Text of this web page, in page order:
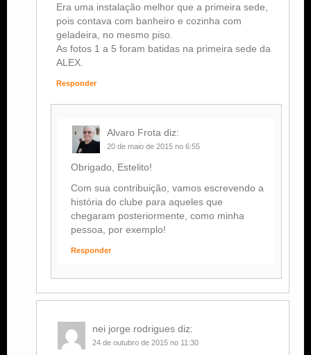
Era uma instalação melhor que a primeira sede,
pois contava com banheiro e cozinha com
geladeira, no mesmo piso.
As fotos 1 a 5 foram batidas na primeira sede da
ALEX.
Responder
Alvaro Frota diz:
20 de maio de 2015 no 6:55
Obrigado, Estelito!
Com sua contribuição, vamos escrevendo a
história do clube para aqueles que
chegaram posteriormente, como minha
pessoa, por exemplo!
Responder
nei jorge rodrigues diz:
24 de outubro de 2015 no 11:30